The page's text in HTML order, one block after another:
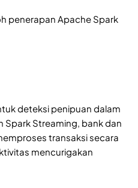
penerapan Apache Spark
deteksi penipuan dalam
Spark Streaming, bank dan
transaksi secara
mencurigakan